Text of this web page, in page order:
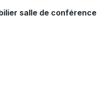
salle de conférence